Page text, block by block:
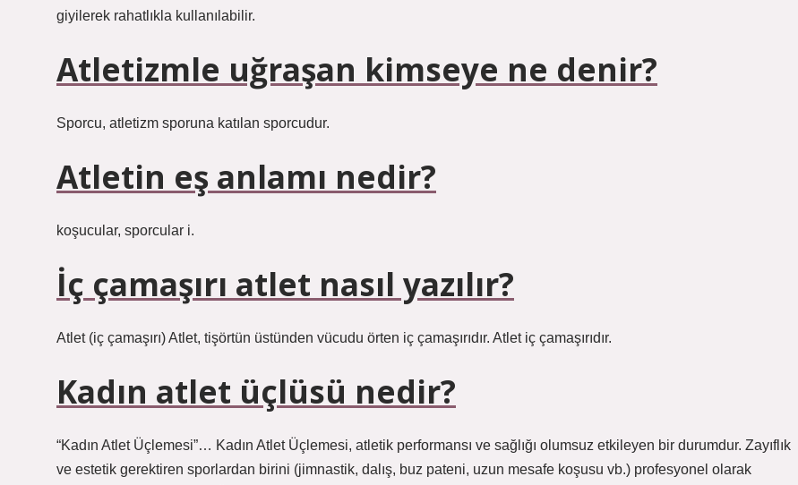
giyilerek rahatlıkla kullanılabilir.
Atletizmle uğraşan kimseye ne denir?
Sporcu, atletizm sporuna katılan sporcudur.
Atletin eş anlamı nedir?
koşucular, sporcular i.
İç çamaşırı atlet nasıl yazılır?
Atlet (iç çamaşırı) Atlet, tişörtün üstünden vücudu örten iç çamaşırıdır. Atlet iç çamaşırıdır.
Kadın atlet üçlüsü nedir?
“Kadın Atlet Üçlemesi”… Kadın Atlet Üçlemesi, atletik performansı ve sağlığı olumsuz etkileyen bir durumdur. Zayıflık
ve estetik gerektiren sporlardan birini (jimnastik, dalış, buz pateni, uzun mesafe koşusu vb.) profesyonel olarak